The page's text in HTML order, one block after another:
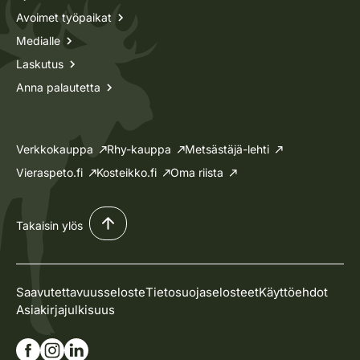
Avoimet työpaikat
Medialle
Laskutus
Anna palautetta
Verkkokauppa Rhy-kauppa
Metsästäjä-lehti
Vieraspeto.fi
Kosteikko.fi Oma riista
Takaisin ylös
SaavutettavuusselosteTietosuojaselosteetKäyttöehdot
Asiakirjajulkisuus